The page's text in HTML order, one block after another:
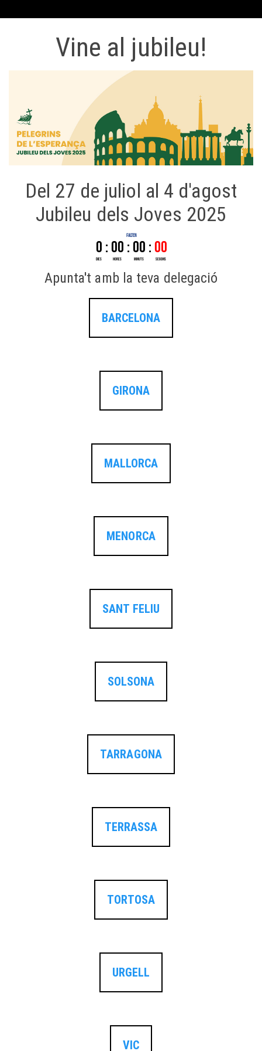
Vine al jubileu!
Del 27 de juliol al 4 d'agost
Jubileu dels Joves 2025
Apunta't amb la teva delegació
BARCELONA
GIRONA
MALLORCA
MENORCA
SANT FELIU
SOLSONA
TARRAGONA
TERRASSA
TORTOSA
URGELL
VIC